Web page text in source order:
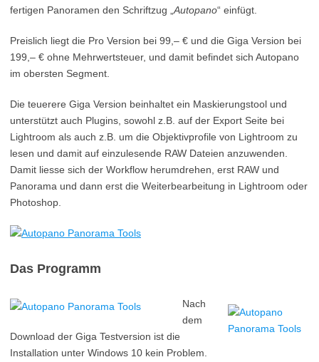
fertigen Panoramen den Schriftzug „ Autopano“ einfügt.
Preislich liegt die Pro Version bei 99,– € und die Giga Version bei
199,– € ohne Mehrwertsteuer, und damit befindet sich Autopano
im obersten Segment.
Die teuerere Giga Version beinhaltet ein Maskierungstool und
unterstützt auch Plugins, sowohl z.B. auf der Export Seite bei
Lightroom als auch z.B. um die Objektivprofile von Lightroom zu
lesen und damit auf einzulesende RAW Dateien anzuwenden.
Damit liesse sich der Workflow herumdrehen, erst RAW und
Panorama und dann erst die Weiterbearbeitung in Lightroom oder
Photoshop.
Das Programm
Nach
dem
Download der Giga Testversion ist die
Installation unter Windows 10 kein Problem.